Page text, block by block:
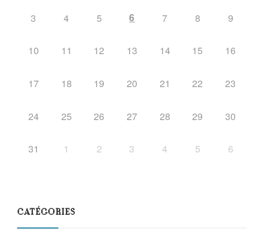
3 4 5 6 7 8 9
10 11 12 13 14 15 16
17 18 19 20 21 22 23
24 25 26 27 28 29 30
31 1 2 3 4 5 6
CATÉGORIES